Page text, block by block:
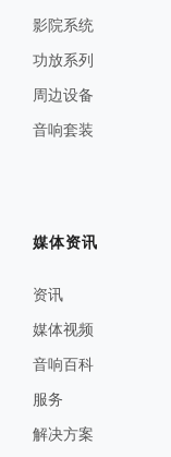
影院系统
功放系列
周边设备
音响套装
媒体资讯
资讯
媒体视频
音响百科
服务
解决方案